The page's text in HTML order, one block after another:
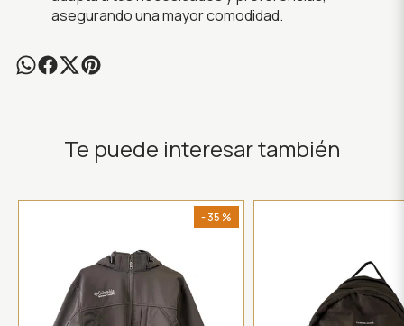
asegurando una mayor comodidad.
Te puede interesar también
- 35 %